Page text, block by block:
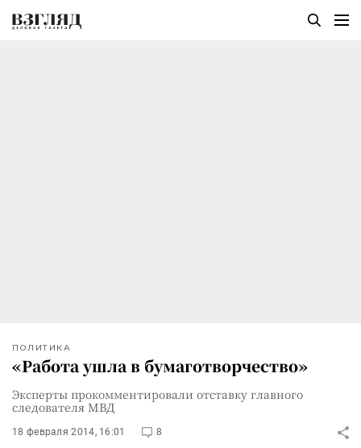
ПОЛИТИКА
«Работа ушла в бумаготворчество»
Эксперты прокомментировали отставку главного
следователя МВД
18 февраля 2014, 16:01 8